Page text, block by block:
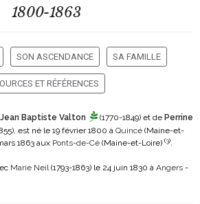
1800-1863
SON ASCENDANCE SA FAMILLE
ET RÉFÉRENCES
Jean Baptiste Valton (1770-1849) et de Perrine
, est né le 19 février 1800 à Quincé (Maine-et-
1863 aux Ponts-de-Cé (Maine-et-Loire) (3).
Marie Neil(1793-1863) le 24 juin 1830 à Angers -